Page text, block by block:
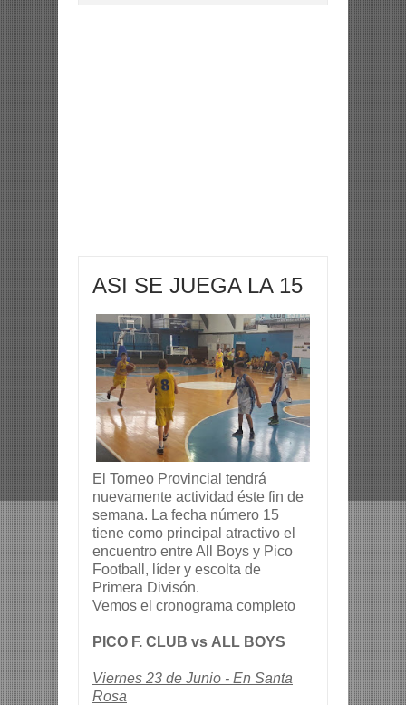
ASI SE JUEGA LA 15
El Torneo Provincial tendrá
nuevamente actividad éste fin de
semana. La fecha número 15
tiene como principal atractivo el
encuentro entre All Boys y Pico
Football, líder y escolta de
Primera Divisón.
Vemos el cronograma completo
PICO F. CLUB vs ALL BOYS
Viernes 23 de Junio - En Santa
Rosa